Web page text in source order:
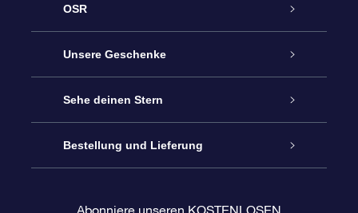
OSR
Service
Kontakt
Blog
Unsere Geschenke
Sterne schenken
OSR-Geschenkpaket
Sehe deinen Stern
Sternregister
Bestellung und Lieferung
Abonniere unseren KOSTENLOSEN